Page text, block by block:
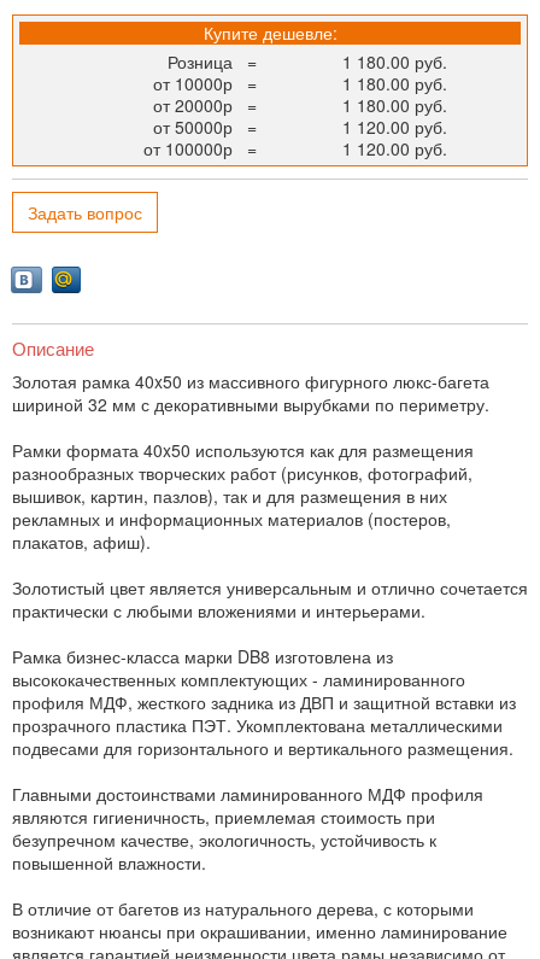
Купите дешевле:
Розница
=
1 180.00 руб.
от 10000р
=
1 180.00 руб.
от 20000р
=
1 180.00 руб.
от 50000р
=
1 120.00 руб.
от 100000р
= 1 120.00 руб.
Задать вопрос
Описание
Золотая рамка 40x50 из массивного фигурного люкс-багета
шириной 32 мм с декоративными вырубками по периметру.
Рамки формата 40x50 используются как для размещения
разнообразных творческих работ (рисунков, фотографий,
вышивок, картин, пазлов), так и для размещения в них
рекламных и информационных материалов (постеров,
плакатов, афиш).
Золотистый цвет является универсальным и отлично сочетается
практически с любыми вложениями и интерьерами.
Рамка бизнес-класса марки DB8 изготовлена из
высококачественных комплектующих - ламинированного
профиля МДФ, жесткого задника из ДВП и защитной вставки из
прозрачного пластика ПЭТ. Укомплектована металлическими
подвесами для горизонтального и вертикального размещения.
Главными достоинствами ламинированного МДФ профиля
являются гигиеничность, приемлемая стоимость при
безупречном качестве, экологичность, устойчивость к
повышенной влажности.
В отличие от багетов из натурального дерева, с которыми
возникают нюансы при окрашивании, именно ламинирование